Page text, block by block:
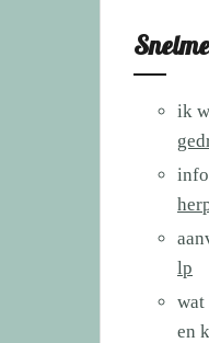
ik
lp
wat
en